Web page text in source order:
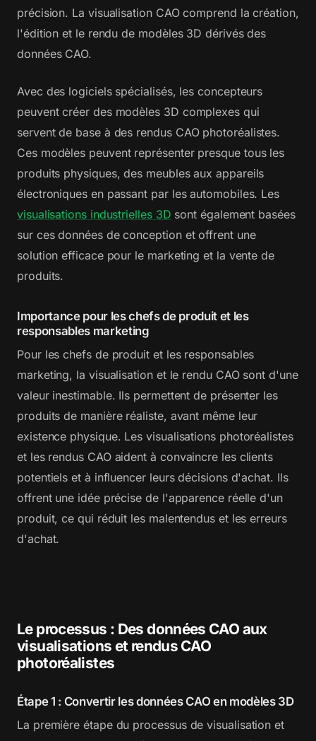
précision. La visualisation CAO comprend la création,
l'édition et le rendu de modèles 3D dérivés des
données CAO.
Avec des logiciels spécialisés, les concepteurs
peuvent créer des modèles 3D complexes qui
servent de base à des rendus CAO photoréalistes.
Ces modèles peuvent représenter presque tous les
produits physiques, des meubles aux appareils
électroniques en passant par les automobiles. Les
visualisations industrielles 3D sont également basées
sur ces données de conception et offrent une
solution efficace pour le marketing et la vente de
produits.
Importance pour les chefs de produit et les
responsables marketing
Pour les chefs de produit et les responsables
marketing, la visualisation et le rendu CAO sont d'une
valeur inestimable. Ils permettent de présenter les
produits de manière réaliste, avant même leur
existence physique. Les visualisations photoréalistes
et les rendus CAO aident à convaincre les clients
potentiels et à influencer leurs décisions d'achat. Ils
offrent une idée précise de l'apparence réelle d'un
produit, ce qui réduit les malentendus et les erreurs
d'achat.
Le processus : Des données CAO aux
visualisations et rendus CAO
photoréalistes
Étape 1 : Convertir les données CAO en modèles 3D
La première étape du processus de visualisation et